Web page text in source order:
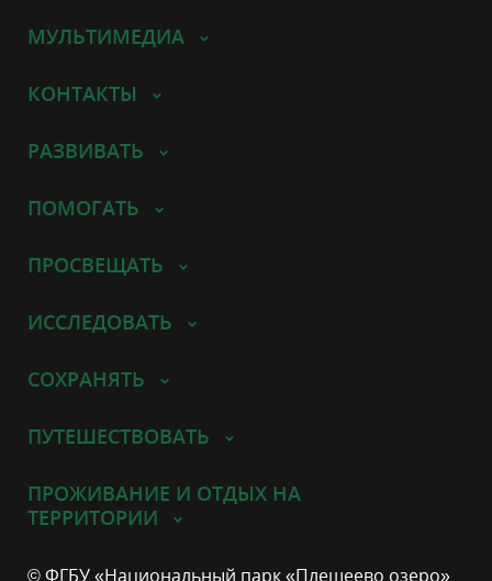
МУЛЬТИМЕДИА
КОНТАКТЫ
РАЗВИВАТЬ
ПОМОГАТЬ
ПРОСВЕЩАТЬ
ИССЛЕДОВАТЬ
СОХРАНЯТЬ
ПУТЕШЕСТВОВАТЬ
ПРОЖИВАНИЕ И ОТДЫХ НА
ТЕРРИТОРИИ
© ФГБУ «Национальный парк «Плещеево озеро»